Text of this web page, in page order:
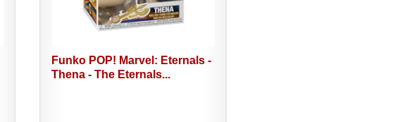
Funko POP! Marvel: Eternals -
Thena - The Eternals...